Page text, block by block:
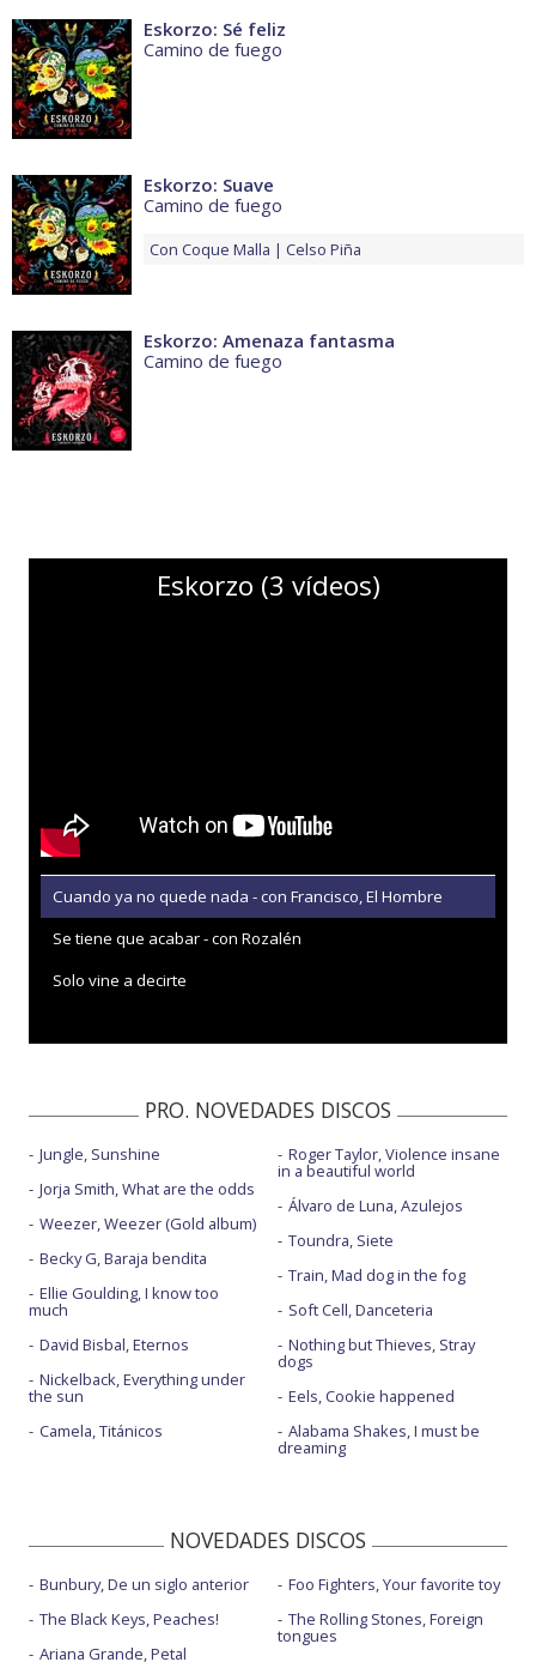
Eskorzo: Sé feliz
Camino de fuego
Eskorzo: Suave
Camino de fuego
Con Coque Malla Celso Piña
Eskorzo: Amenaza fantasma
Camino de fuego
Eskorzo (3 vídeos)
Cuando ya no quede nada - con Francisco, El Hombre
Se tiene que acabar - con Rozalén
Solo vine a decirte
PRO. NOVEDADES DISCOS
Jungle, Sunshine
Jorja Smith, What are the odds
Weezer, Weezer (Gold album)
Becky G, Baraja bendita
Ellie Goulding, I know too
much
David Bisbal, Eternos
Nickelback, Everything under
the sun
Camela, Titánicos
Roger Taylor, Violence insane
in a beautiful world
Álvaro de Luna, Azulejos
Toundra, Siete
Train, Mad dog in the fog
Soft Cell, Danceteria
Nothing but Thieves, Stray
dogs
Eels, Cookie happened
Alabama Shakes, I must be
dreaming
NOVEDADES DISCOS
Bunbury, De un siglo anterior
The Black Keys, Peaches!
Ariana Grande, Petal
Foo Fighters, Your favorite toy
The Rolling Stones, Foreign
tongues